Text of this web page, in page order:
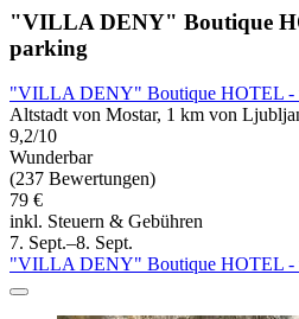
"VILLA DENY" Boutique
parking
"VILLA DENY" Boutique HOTEL -
Altstadt von Mostar, 1 km von
9,2/10
Wunderbar
(237 Bewertungen)
79 €
inkl. Steuern & Gebühren
7. Sept.–8. Sept.
"VILLA DENY" Boutique HOTEL -